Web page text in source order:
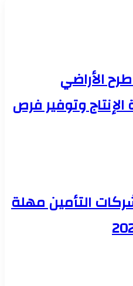
الأراضي
وتوفير فرص
التأمين مهلة